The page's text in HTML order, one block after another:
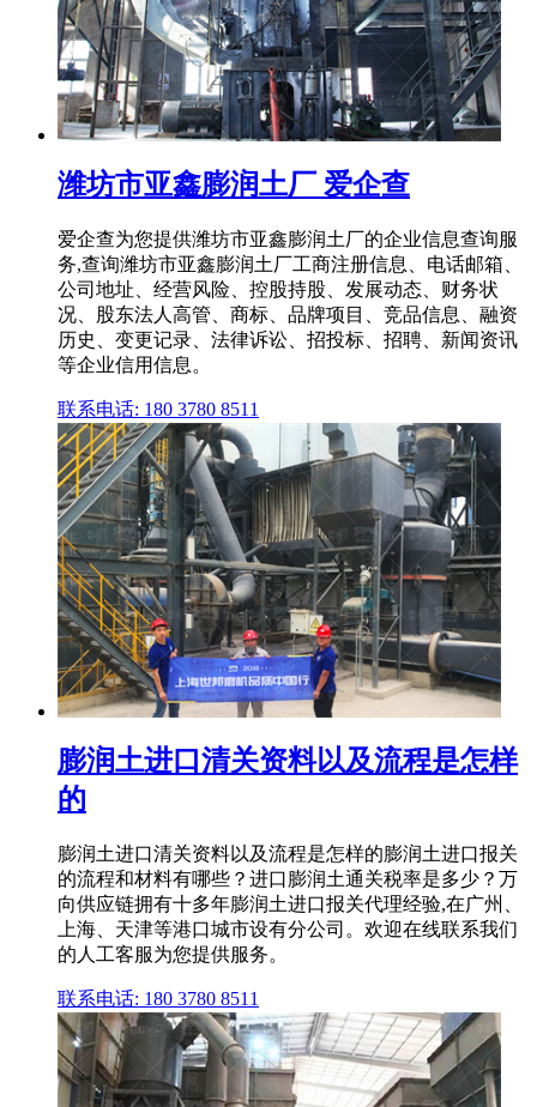
潍坊市亚鑫膨润土厂 爱企查
爱企查为您提供潍坊市亚鑫膨润土厂的企业信息查询服
务,查询潍坊市亚鑫膨润土厂工商注册信息、电话邮箱、
公司地址、经营风险、控股持股、发展动态、财务状
况、股东法人高管、商标、品牌项目、竞品信息、融资
历史、变更记录、法律诉讼、招投标、招聘、新闻资讯
等企业信用信息。
联系电话: 180 3780 8511
膨润土进口清关资料以及流程是怎样
的
膨润土进口清关资料以及流程是怎样的膨润土进口报关
的流程和材料有哪些？进口膨润土通关税率是多少？万
向供应链拥有十多年膨润土进口报关代理经验,在广州、
上海、天津等港口城市设有分公司。欢迎在线联系我们
的人工客服为您提供服务。
联系电话: 180 3780 8511